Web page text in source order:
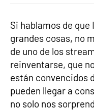
Si hablamos de
grandes cosas, no
de uno de los
reinventarse, que
están convencidos
pueden llegar a
no solo nos